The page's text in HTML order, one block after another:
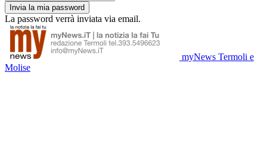
La password verrà inviata via email.
myNews Termoli e
Molise